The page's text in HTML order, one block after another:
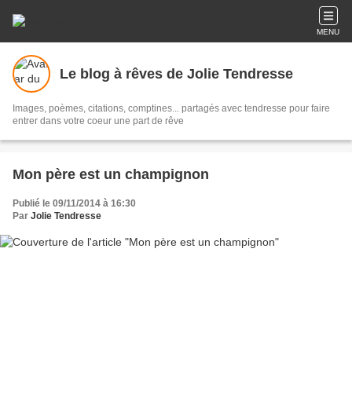
MENU
Le blog à rêves de Jolie Tendresse
Images, poèmes, citations, comptines... partagés avec tendresse pour faire
entrer dans votre coeur une part de rêve
Mon père est un champignon
Publié le 09/11/2014 à 16:30
Par Jolie Tendresse